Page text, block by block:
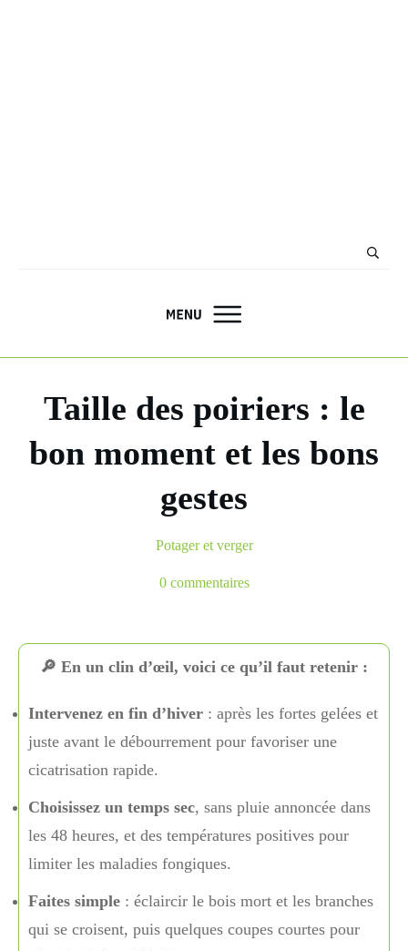
Taille des poiriers : le
bon moment et les bons
gestes
Potager et verger
0commentaires
🔎 En un clin d’œil, voici ce qu’il faut retenir :
Intervenez en fin d’hiver : après les fortes gelées et
juste avant le débourrement pour favoriser une
cicatrisation rapide.
Choisissez un temps sec, sans pluie annoncée dans
les 48 heures, et des températures positives pour
limiter les maladies fongiques.
Faites simple : éclaircir le bois mort et les branches
qui se croisent, puis quelques coupes courtes pour